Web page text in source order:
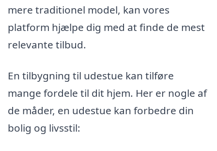
mere traditionel model, kan vores
platform hjælpe dig med at finde de mest
relevante tilbud.
En tilbygning til udestue kan tilføre
mange fordele til dit hjem. Her er nogle af
de måder, en udestue kan forbedre din
bolig og livsstil: